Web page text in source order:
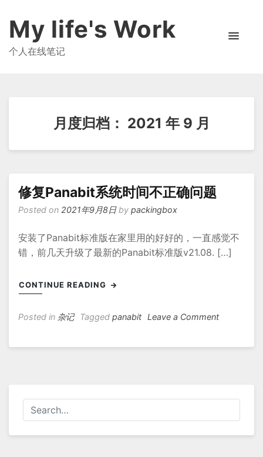
My life's Work
个人在线笔记
月度归档： 2021 年 9 月
修复Panabit系统时间不正确问题
Posted on 2021年9月8日by packingbox
安装了Panabit标准版在家里用的好好的，一直感觉不
错，前几天升级了最新的Panabit标准版v21.08. […]
CONTINUE READING
Posted in 杂记 Tagged panabit Leave a Commenton
时
不
正